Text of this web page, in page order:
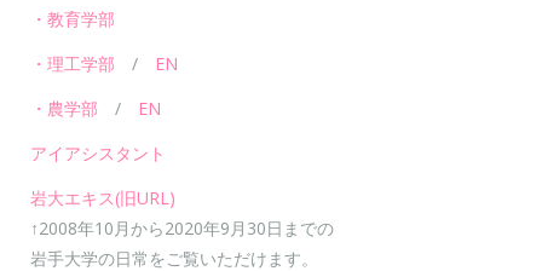
・教育学部
・理工学部 / EN
・農学部 / EN
アイアシスタント
岩大エキス(旧URL)
↑2008年10月から2020年9月30日までの
岩手大学の日常をご覧いただけます。